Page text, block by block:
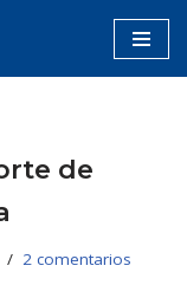
de
2 comentarios